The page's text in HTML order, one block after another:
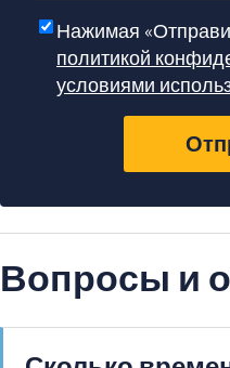
Нажимая
политикой
условиями
Вопросы и